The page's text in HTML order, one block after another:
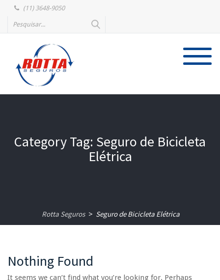
(11) 3648-9050
Category Tag: Seguro de Bicicleta
Elétrica
Rotta Seguros > Seguro de Bicicleta Elétrica
Nothing Found
It seems we can’t find what you’re looking for. Perhaps